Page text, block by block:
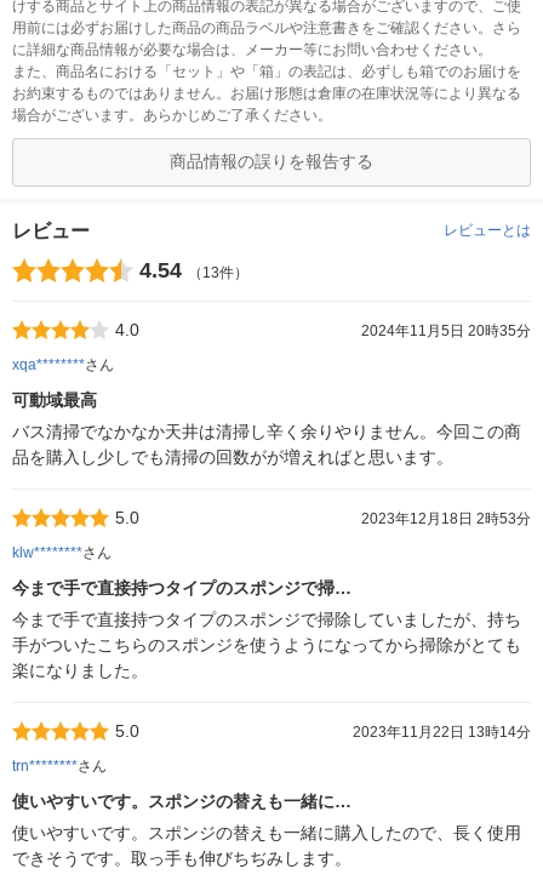
けする商品とサイト上の商品情報の表記が異なる場合がございますので、ご使
用前には必ずお届けした商品の商品ラベルや注意書きをご確認ください。さら
に詳細な商品情報が必要な場合は、メーカー等にお問い合わせください。
また、商品名における「セット」や「箱」の表記は、必ずしも箱でのお届けを
お約束するものではありません。お届け形態は倉庫の在庫状況等により異なる
場合がございます。あらかじめご了承ください。
商品情報の誤りを報告する
レビュー レビューとは
4.54 （13件）
4.0
2024年11月5日 20時35分
xqa********さん
可動域最高
バス清掃でなかなか天井は清掃し辛く余りやりません。今回この商
品を購入し少しでも清掃の回数がが増えればと思います。
5.0
2023年12月18日 2時53分
klw********さん
今まで手で直接持つタイプのスポンジで掃…
今まで手で直接持つタイプのスポンジで掃除していましたが、持ち
手がついたこちらのスポンジを使うようになってから掃除がとても
楽になりました。
5.0
2023年11月22日 13時14分
trn********さん
使いやすいです。スポンジの替えも一緒に…
使いやすいです。スポンジの替えも一緒に購入したので、長く使用
できそうです。取っ手も伸びちぢみします。